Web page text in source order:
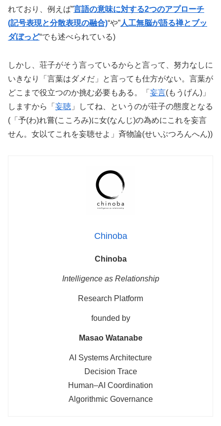
れており、例えば”言語の意味に対する2つのアプローチ
(記号表現と分散表現の融合)“や”人工無脳が語る禅とブッ
ダぼっど“でも述べられている)
しかし、荘子がそう言っているからと言って、努力なしに
いきなり「言葉はダメだ」と言っても仕方がない。言葉が
どこまで役立つのか挑む必要もある。「 妄言(もうげん)」
しますから「 妄聴 」してね、というのが荘子の態度となる
(「予(わ)れ嘗(こころみ)に女(なんじ)の為めにこれを妄言
せん。女以てこれを妄聴せよ」斉物論(せいぶつろんへん))
Chinoba
Chinoba
Intelligence as Relationship
Research Platform
founded by
Masao Watanabe
AI Systems Architecture
Decision Trace
Human–AI Coordination
Algorithmic Governance